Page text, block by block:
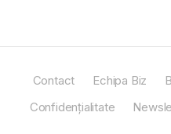
Contact Echipa Biz
Confidențialitate